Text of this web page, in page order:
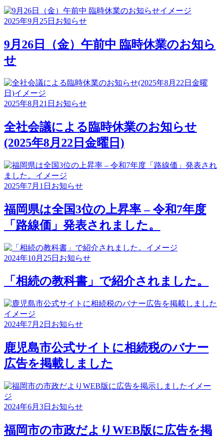
2025年9月25日 お知らせ
9月26日（金）午前中 臨時休業のお知ら
せ
2025年8月21日 お知らせ
全社会議による臨時休業のお知らせ
(2025年8月22日金曜日)
2025年7月1日 お知らせ
福岡県は全国3位の上昇率 – 令和7年度
「路線価」発表されました。
2024年10月25日 お知らせ
「相続の教科書」で紹介されました。
2024年7月2日 お知らせ
鹿児島市公式サイトに相続税のバナー
広告を掲載しました
2024年6月3日 お知らせ
福岡市の市政だよりWEB版に広告を掲